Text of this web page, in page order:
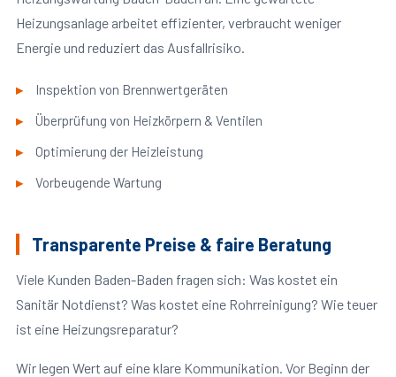
Heizungsanlage arbeitet effizienter, verbraucht weniger
Energie und reduziert das Ausfallrisiko.
Inspektion von Brennwertgeräten
Überprüfung von Heizkörpern & Ventilen
Optimierung der Heizleistung
Vorbeugende Wartung
Transparente Preise & faire Beratung
Viele Kunden Baden-Baden fragen sich: Was kostet ein
Sanitär Notdienst? Was kostet eine Rohrreinigung? Wie teuer
ist eine Heizungsreparatur?
Wir legen Wert auf eine klare Kommunikation. Vor Beginn der